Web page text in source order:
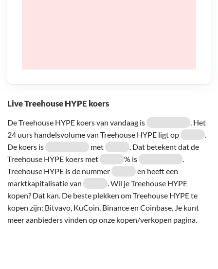
Live Treehouse HYPE koers
De Treehouse HYPE koers van vandaag is
. Het
24 uurs handelsvolume van Treehouse HYPE ligt op
.
De koers is
met
. Dat betekent dat de
Treehouse HYPE koers met
% is
.
Treehouse HYPE is de nummer
en heeft een
marktkapitalisatie van
. Wil je Treehouse HYPE
kopen? Dat kan. De beste plekken om Treehouse HYPE te
kopen zijn: Bitvavo, KuCoin, Binance en Coinbase. Je kunt
meer aanbieders vinden op onze kopen/verkopen pagina.